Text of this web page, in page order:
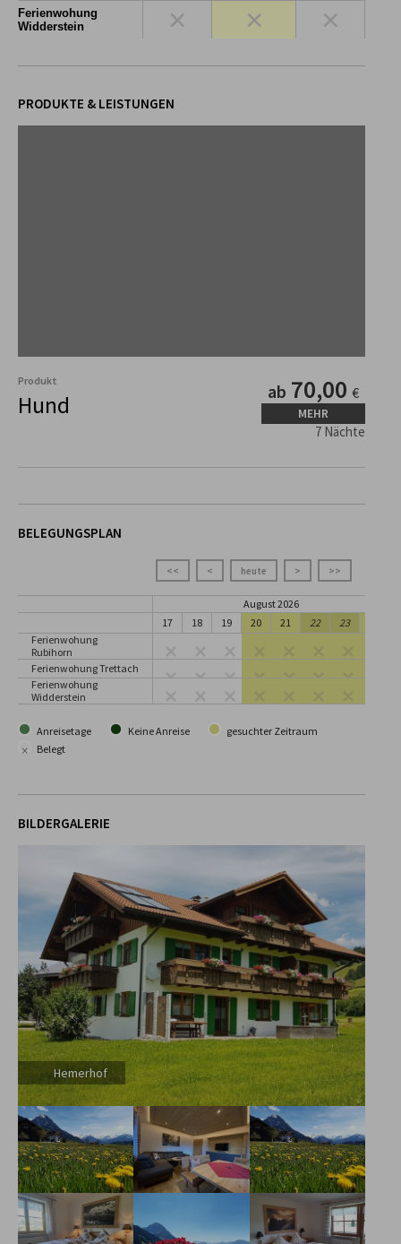
Ferienwohung
Widderstein
× × ×
PRODUKTE & LEISTUNGEN
Produkt
Hund ab 70,00 €
MEHR
7 Nächte
BELEGUNGSPLAN
<< < heute > >>
August 2026
17
18 19 20 21 22 23
Ferienwohung
Rubihorn
Ferienwohung Trettach
Ferienwohung
Widderstein
Anreisetage Keine Anreise gesuchter Zeitraum
× Belegt
BILDERGALERIE
Hemerhof